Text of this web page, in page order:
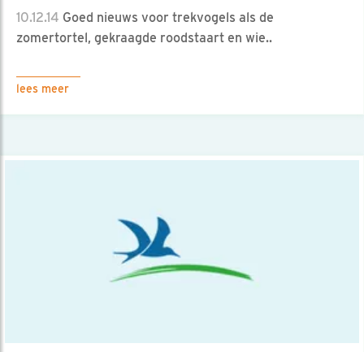
10.12.14 Goed nieuws voor trekvogels als de
zomertortel, gekraagde roodstaart en wie..
lees meer